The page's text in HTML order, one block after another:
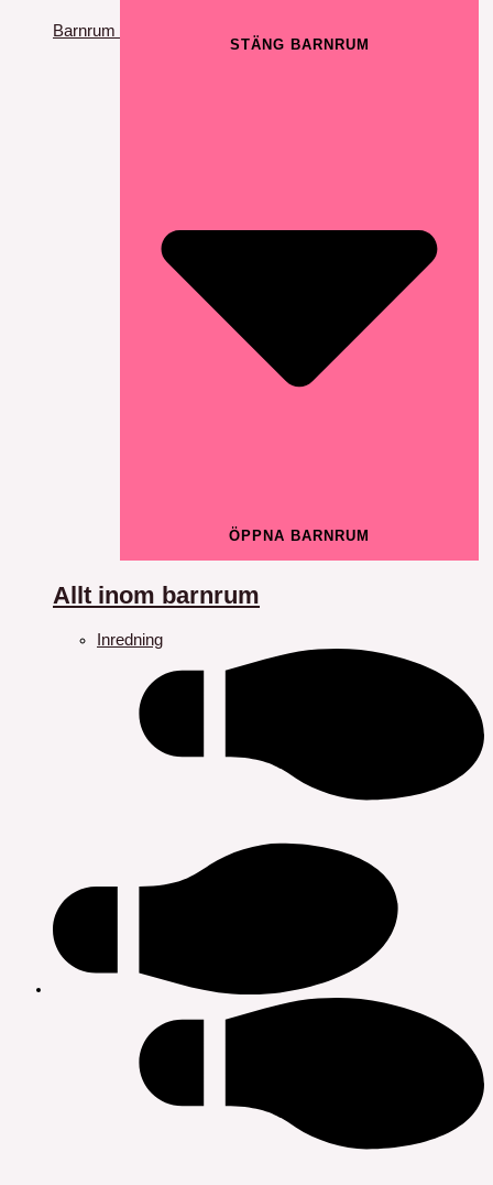
Barnrum
STÄNG BARNRUM
ÖPPNA BARNRUM
Allt inom barnrum
Inredning